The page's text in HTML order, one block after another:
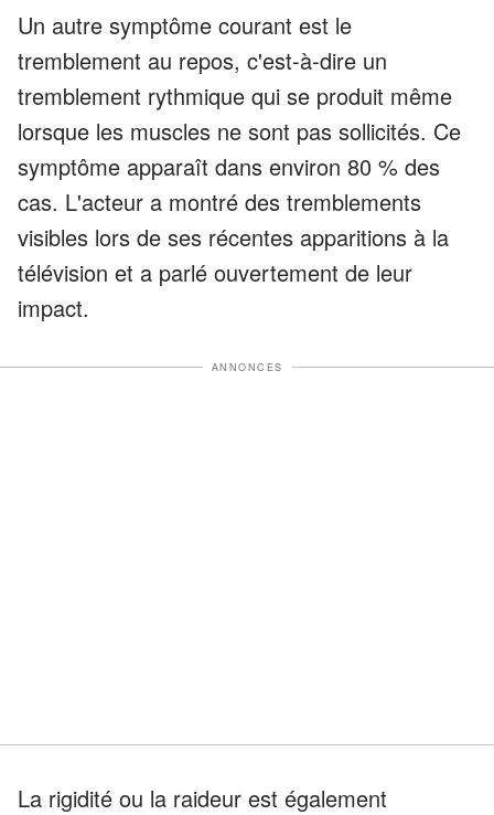
Un autre symptôme courant est le
tremblement au repos, c'est-à-dire un
tremblement rythmique qui se produit même
lorsque les muscles ne sont pas sollicités. Ce
symptôme apparaît dans environ 80 % des
cas. L'acteur a montré des tremblements
visibles lors de ses récentes apparitions à la
télévision et a parlé ouvertement de leur
impact.
ANNONCES
La rigidité ou la raideur est également